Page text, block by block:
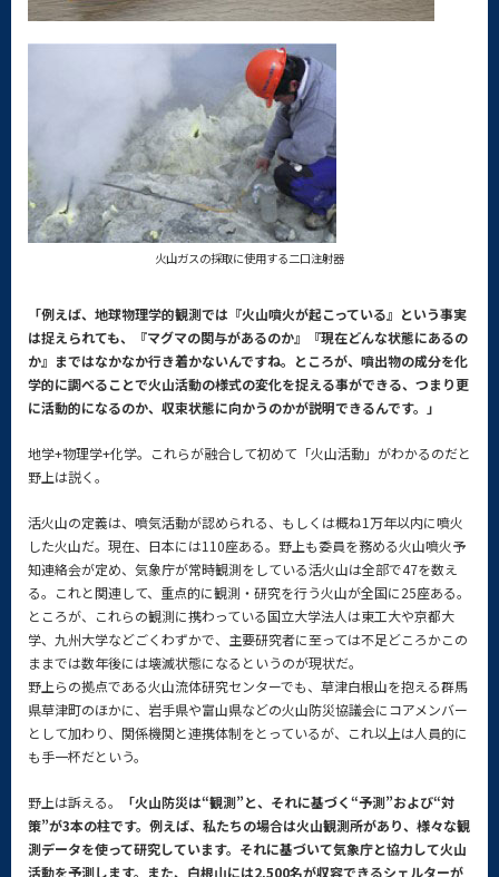
火山ガスの採取に使用する二口注射器
「例えば、地球物理学的観測では『火山噴火が起こっている』という事実
は捉えられても、『マグマの関与があるのか』『現在どんな状態にあるの
か』まではなかなか行き着かないんですね。ところが、噴出物の成分を化
学的に調べることで火山活動の様式の変化を捉える事ができる、つまり更
に活動的になるのか、収束状態に向かうのかが説明できるんです。」
地学+物理学+化学。これらが融合して初めて「火山活動」がわかるのだと
野上は説く。
活火山の定義は、噴気活動が認められる、もしくは概ね1万年以内に噴火
した火山だ。現在、日本には110座ある。野上も委員を務める火山噴火予
知連絡会が定め、気象庁が常時観測をしている活火山は全部で47を数え
る。これと関連して、重点的に観測・研究を行う火山が全国に25座ある。
ところが、これらの観測に携わっている国立大学法人は東工大や京都大
学、九州大学などごくわずかで、主要研究者に至っては不足どころかこの
ままでは数年後には壊滅状態になるというのが現状だ。
野上らの拠点である火山流体研究センターでも、草津白根山を抱える群馬
県草津町のほかに、岩手県や富山県などの火山防災協議会にコアメンバー
として加わり、関係機関と連携体制をとっているが、これ以上は人員的に
も手一杯だという。
野上は訴える。
「火山防災は“観測”と、それに基づく“予測”および“対
策”が3本の柱です。例えば、私たちの場合は火山観測所があり、様々な観
測データを使って研究しています。それに基づいて気象庁と協力して火山
活動を予測します。また、白根山には2,500名が収容できるシェルターが